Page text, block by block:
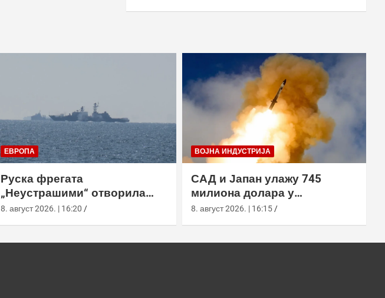
ЕВРОПА
Руска фрегата
„Неустрашими“ отворила
ватру код британских вода,
8. август 2026. | 16:20
ВОЈНА ИНДУСТРИЈА
САД и Јапан улажу 745
милиона долара у
производњу пресретача
8. август 2026. | 16:15